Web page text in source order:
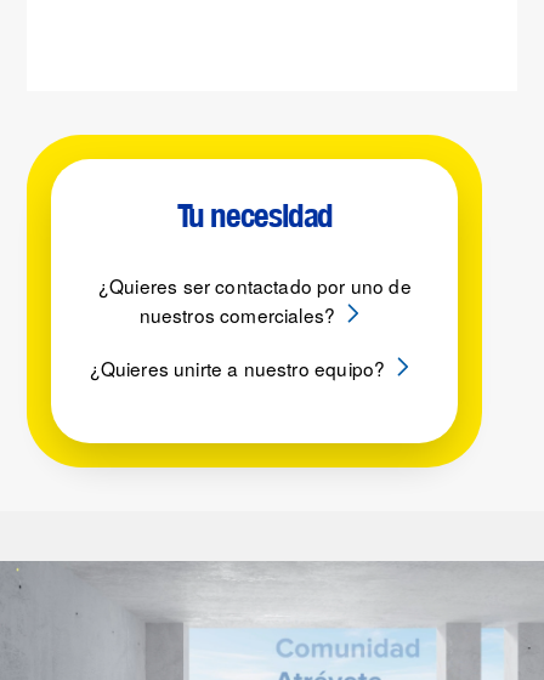
Tu necesidad
¿Quieres ser contactado por uno de
nuestros comerciales?
¿Quieres unirte a nuestro equipo?